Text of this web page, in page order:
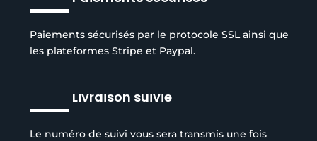
Paiements sécurisés par le protocole SSL ainsi que
les plateformes Stripe et Paypal.
Livraison suivie
Le numéro de suivi vous sera transmis une fois